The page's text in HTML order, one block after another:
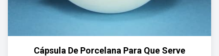
Cápsula De Porcelana Para Que Serve